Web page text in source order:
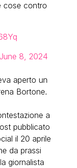
cose contro
June 8, 2024
aperto un
Bortone.
a
pubblicato
il 20 aprile
da prassi
giornalista